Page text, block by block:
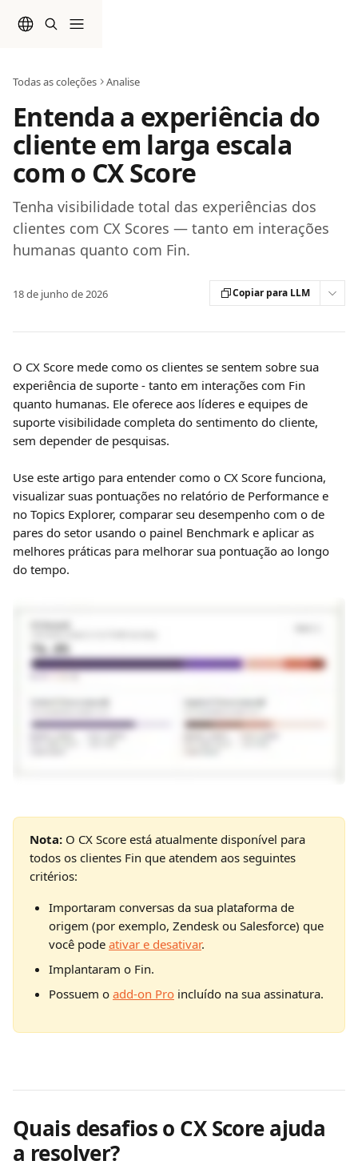
Todas as coleções Analise
Entenda a experiência do
cliente em larga escala
com o CX Score
Tenha visibilidade total das experiências dos
clientes com CX Scores — tanto em interações
humanas quanto com Fin.
18 de junho de 2026 Copiar para LLM
O CX Score mede como os clientes se sentem sobre sua
experiência de suporte - tanto em interações com Fin
quanto humanas. Ele oferece aos líderes e equipes de
suporte visibilidade completa do sentimento do cliente,
sem depender de pesquisas.
Use este artigo para entender como o CX Score funciona,
visualizar suas pontuações no relatório de Performance e
no Topics Explorer, comparar seu desempenho com o de
pares do setor usando o painel Benchmark e aplicar as
melhores práticas para melhorar sua pontuação ao longo
do tempo.
Nota: O CX Score está atualmente disponível para
todos os clientes Fin que atendem aos seguintes
critérios:
Importaram conversas da sua plataforma de
origem (por exemplo, Zendesk ou Salesforce) que
você pode ativar e desativar.
Implantaram o Fin.
Possuem o add-on Pro incluído na sua assinatura.
Quais desafios o CX Score ajuda
a resolver?